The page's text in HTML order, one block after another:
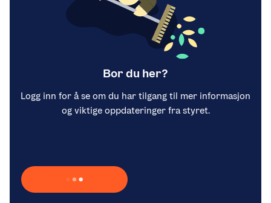
Bor du her?
Logg inn for å se om du har tilgang til mer informasjon
og viktige oppdateringer fra styret.
Laster inn Vipps …